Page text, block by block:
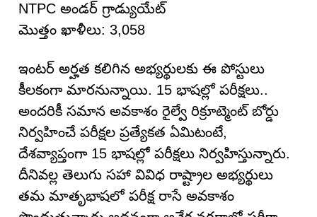
NTPC అండర్ గ్రాడ్యుయేట్
మొత్తం ఖాళీలు: 3,058
ఇంటర్ అర్హత కలిగిన అభ్యర్థులకు ఈ పోస్టులు
కీలకంగా మారనున్నాయి. 15 భాషల్లో పరీక్షలు..
అందరికీ సమాన అవకాశం రైల్వే రిక్రూట్మెంట్ బోర్డు
నిర్వహించే పరీక్షల ప్రత్యేకత ఏమిటంటే,
దేశవ్యాప్తంగా 15 భాషల్లో పరీక్షలు నిర్వహిస్తున్నారు.
దీనివల్ల తెలుగు సహా వివిధ రాష్ట్రాల అభ్యర్థులు
తమ మాతృభాషలో పరీక్ష రాసే అవకాశం